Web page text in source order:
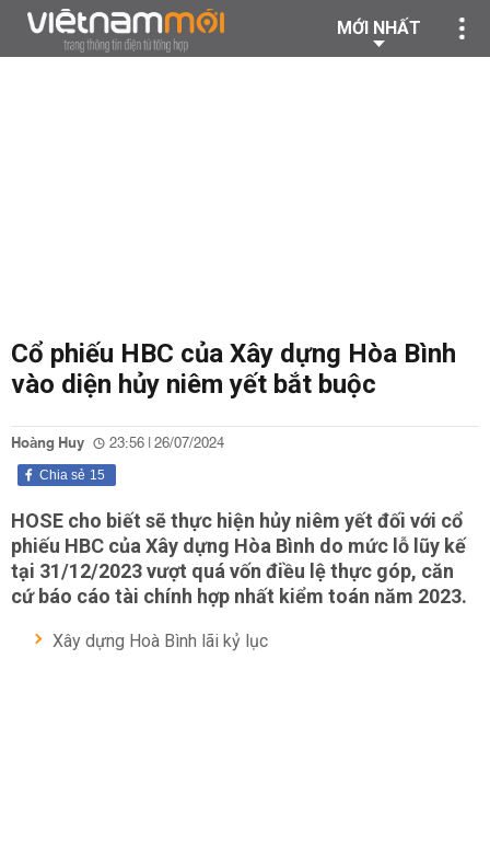
MỚI NHẤT
Cổ phiếu HBC của Xây dựng Hòa Bình
vào diện hủy niêm yết bắt buộc
Hoàng Huy 23:56 | 26/07/2024
15
Chia sẻ
HOSE cho biết sẽ thực hiện hủy niêm yết đối với cổ
phiếu HBC của Xây dựng Hòa Bình do mức lỗ lũy kế
tại 31/12/2023 vượt quá vốn điều lệ thực góp, căn
cứ báo cáo tài chính hợp nhất kiểm toán năm 2023.
Xây dựng Hoà Bình lãi kỷ lục